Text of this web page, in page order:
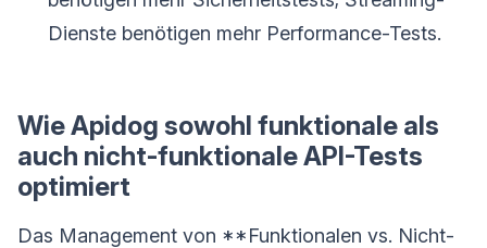
Dienste benötigen mehr Performance-Tests.
Wie Apidog sowohl funktionale als
auch nicht-funktionale API-Tests
optimiert
Das Management von **Funktionalen vs. Nicht-